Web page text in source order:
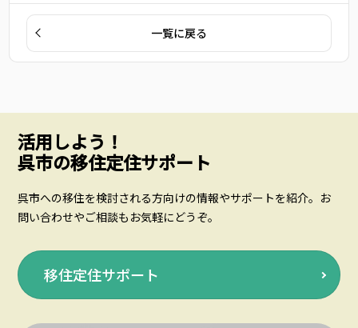
一覧に戻る
活用しよう！
呉市の移住定住サポート
呉市への移住を検討される方向けの情報やサポートを紹介。お
問い合わせやご相談もお気軽にどうぞ。
移住定住サポート